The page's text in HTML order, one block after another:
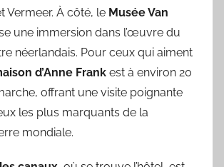
Vermeer. À côté, le Musée Van
une immersion dans l’œuvre du
néerlandais. Pour ceux qui aiment
d’Anne Frank est à environ 20
offrant une visite poignante
les plus marquants de la
mondiale.